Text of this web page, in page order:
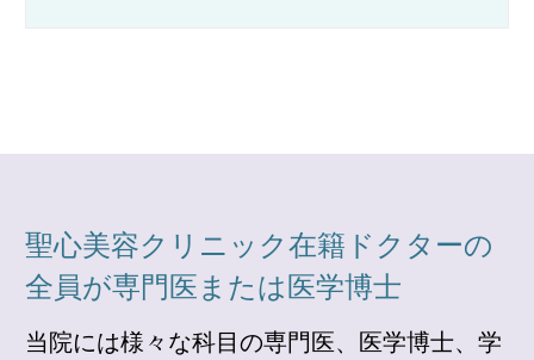
聖心美容クリニック在籍ドクターの
全員が専門医または医学博士
当院には様々な科目の専門医、医学博士、学